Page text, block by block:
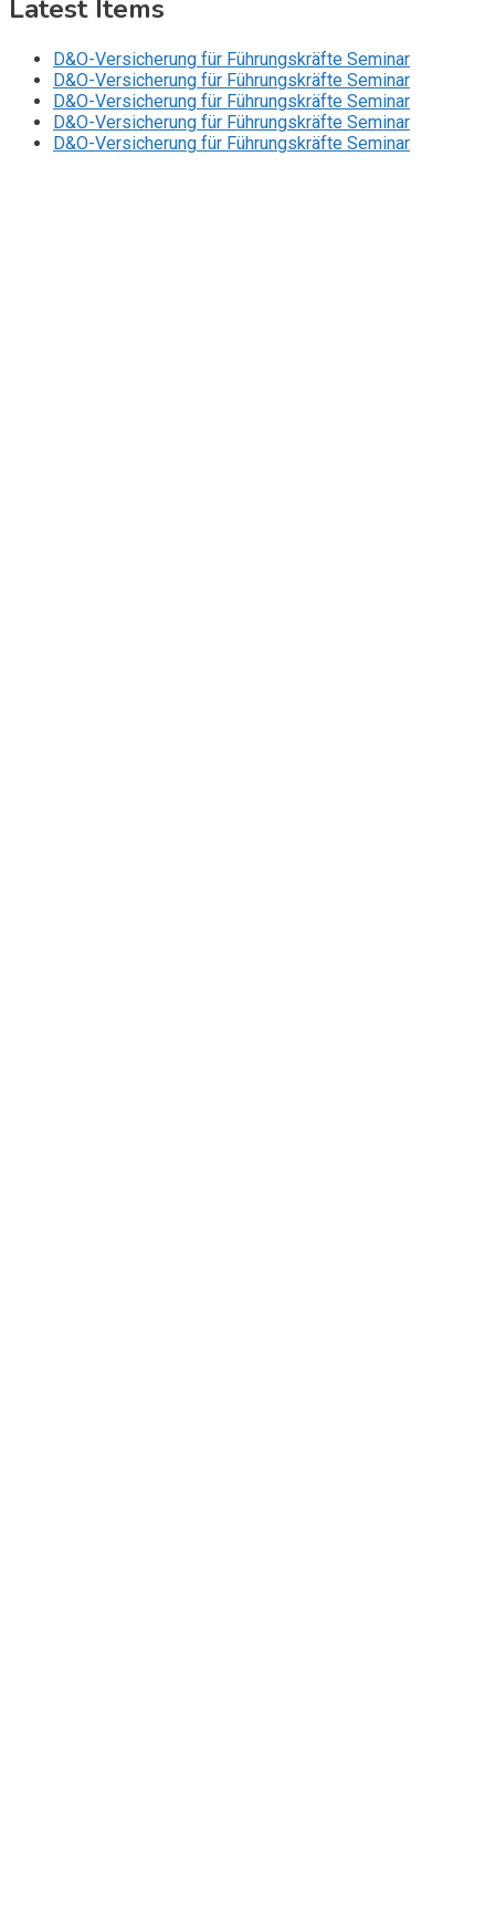
Latest Items
D&O-Versicherung für Führungskräfte Seminar
D&O-Versicherung für Führungskräfte Seminar
D&O-Versicherung für Führungskräfte Seminar
D&O-Versicherung für Führungskräfte Seminar
D&O-Versicherung für Führungskräfte Seminar